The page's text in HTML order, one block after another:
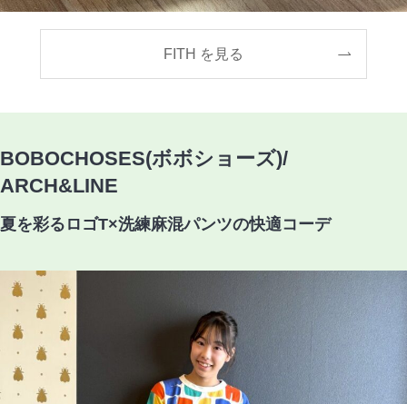
FITH を見る
BOBOCHOSES(ボボショーズ)/
ARCH&LINE
夏を彩るロゴT×洗練麻混パンツの快適コーデ